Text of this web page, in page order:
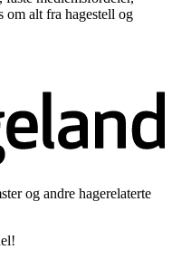
om alt fra hagestell og
og andre hagerelaterte